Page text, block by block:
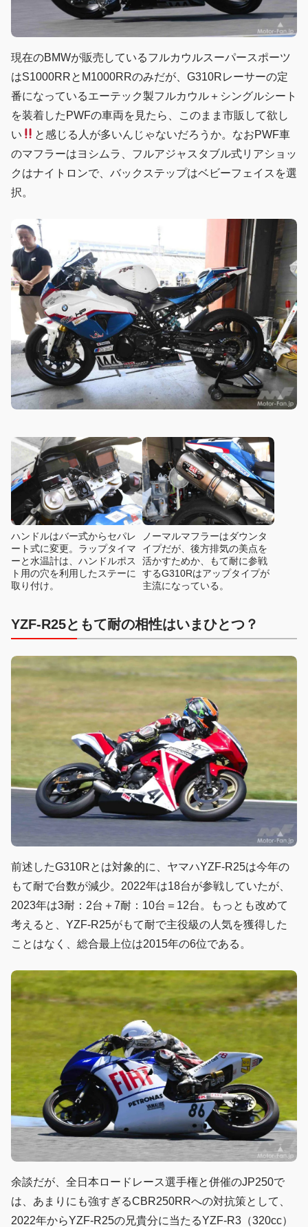
現在のBMWが販売しているフルカウルスーパースポーツ
はS1000RRとM1000RRのみだが、G310Rレーサーの定
番になっているエーテック製フルカウル＋シングルシート
を装着したPWFの車両を見たら、このまま市販して欲し
い
と感じる人が多いんじゃないだろうか。なおPWF車
のマフラーはヨシムラ、フルアジャスタブル式リアショッ
クはナイトロンで、バックステップはベビーフェイスを選
択。
ハンドルはバー式からセパレ
ート式に変更。ラップタイマ
ーと水温計は、ハンドルポス
ト用の穴を利用したステーに
取り付け。
ノーマルマフラーはダウンタ
イプだが、後方排気の美点を
活かすためか、もて耐に参戦
するG310Rはアップタイプが
主流になっている。
YZF-R25ともて耐の相性はいまひとつ？
前述したG310Rとは対象的に、ヤマハYZF-R25は今年の
もて耐で台数が減少。2022年は18台が参戦していたが、
2023年は3耐：2台＋7耐：10台＝12台。もっとも改めて
考えると、YZF-R25がもて耐で主役級の人気を獲得した
ことはなく、総合最上位は2015年の6位である。
余談だが、全日本ロードレース選手権と併催のJP250で
は、あまりにも強すぎるCBR250RRへの対抗策として、
2022年からYZF-R25の兄貴分に当たるYZF-R3（320cc）